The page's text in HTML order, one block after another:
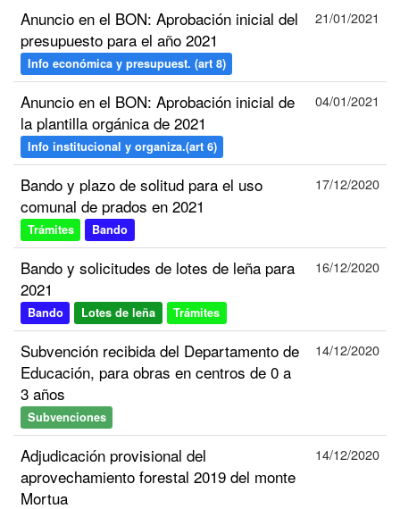
Anuncio en el BON: Aprobación inicial del
presupuesto para el año 2021
Info económica y presupuest. (art 8)
21/01/2021
Anuncio en el BON: Aprobación inicial de
la plantilla orgánica de 2021
Info institucional y organiza.(art 6)
04/01/2021
Bando y plazo de solitud para el uso
comunal de prados en 2021
Trámites Bando
17/12/2020
Bando y solicitudes de lotes de leña para
2021
Bando Lotes de leña Trámites
16/12/2020
Subvención recibida del Departamento de
Educación, para obras en centros de 0 a
3 años
Subvenciones
14/12/2020
Adjudicación provisional del
aprovechamiento forestal 2019 del monte
Mortua
14/12/2020